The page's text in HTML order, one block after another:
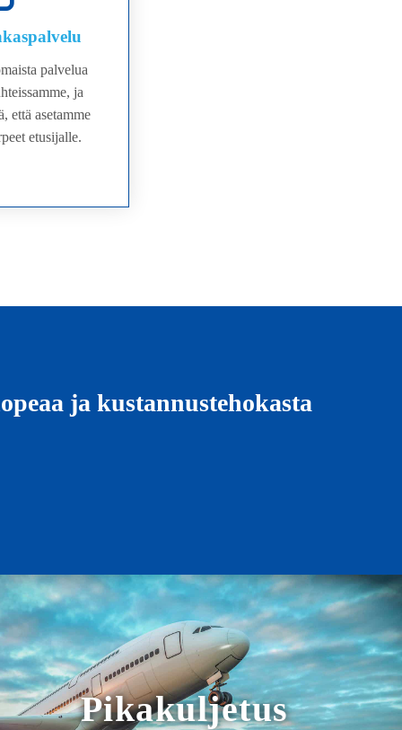
palvelua
ja
että asetamme
etusijalle.
ja kustannustehokasta
Pikakuljetus